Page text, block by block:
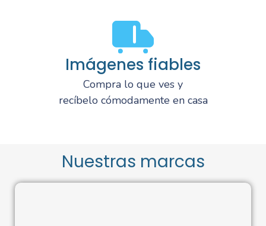
Imágenes fiables
Compra lo que ves y
recíbelo cómodamente en casa
Nuestras marcas